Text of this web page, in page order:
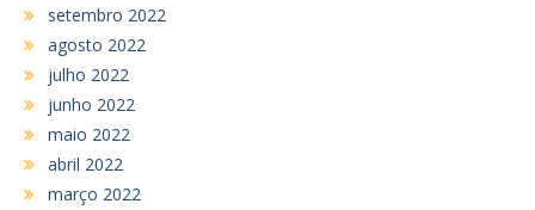
setembro 2022
agosto 2022
julho 2022
junho 2022
maio 2022
abril 2022
março 2022